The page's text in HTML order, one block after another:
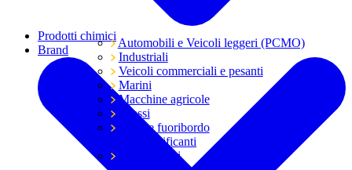
Automobili e Veicoli leggeri (PCMO)
Industriali
Veicoli commerciali e pesanti
Marini
Macchine agricole
Grassi
Moto e fuoribordo
Tutti i lubrificanti
Trasmissioni
Prodotti chimici
Brand